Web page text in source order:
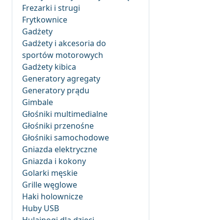
Frezarki i strugi
Frytkownice
Gadżety
Gadżety i akcesoria do
sportów motorowych
Gadżety kibica
Generatory agregaty
Generatory prądu
Gimbale
Głośniki multimedialne
Głośniki przenośne
Głośniki samochodowe
Gniazda elektryczne
Gniazda i kokony
Golarki męskie
Grille węglowe
Haki holownicze
Huby USB